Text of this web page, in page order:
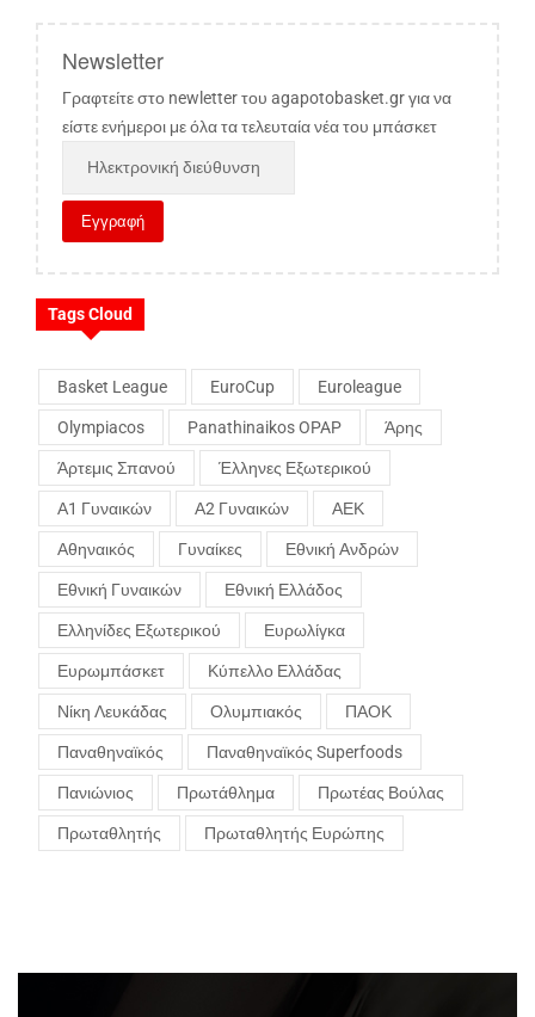
Newsletter
Γραφτείτε στο newletter του agapotobasket.gr για να
είστε ενήμεροι με όλα τα τελευταία νέα του μπάσκετ
Tags Cloud
Basket League EuroCup Euroleague
Olympiacos Panathinaikos OPAP Άρης
Άρτεμις Σπανού Έλληνες Εξωτερικού
Α1 Γυναικών Α2 Γυναικών ΑΕΚ
Αθηναικός Γυναίκες Εθνική Ανδρών
Εθνική Γυναικών Εθνική Ελλάδος
Ελληνίδες Εξωτερικού Ευρωλίγκα
Ευρωμπάσκετ Κύπελλο Ελλάδας
Νίκη Λευκάδας Ολυμπιακός ΠΑΟΚ
Παναθηναϊκός Παναθηναϊκός Superfoods
Πανιώνιος Πρωτάθλημα Πρωτέας Βούλας
Πρωταθλητής Πρωταθλητής Ευρώπης